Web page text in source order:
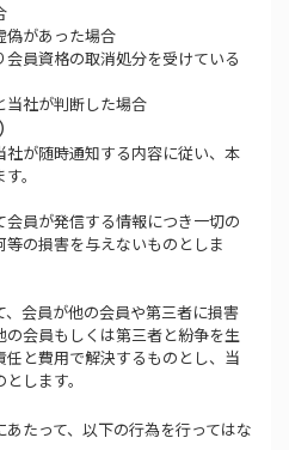
偽があった場合
会員資格の取消処分を受けている
当社が判断した場合
が随時通知する内容に従い、本
。
員が発信する情報につき一切の
の損害を与えないものとしま
会員が他の会員や第三者に損害
会員もしくは第三者と紛争を生
と費用で解決するものとし、当
します。
たって、以下の行為を行ってはな